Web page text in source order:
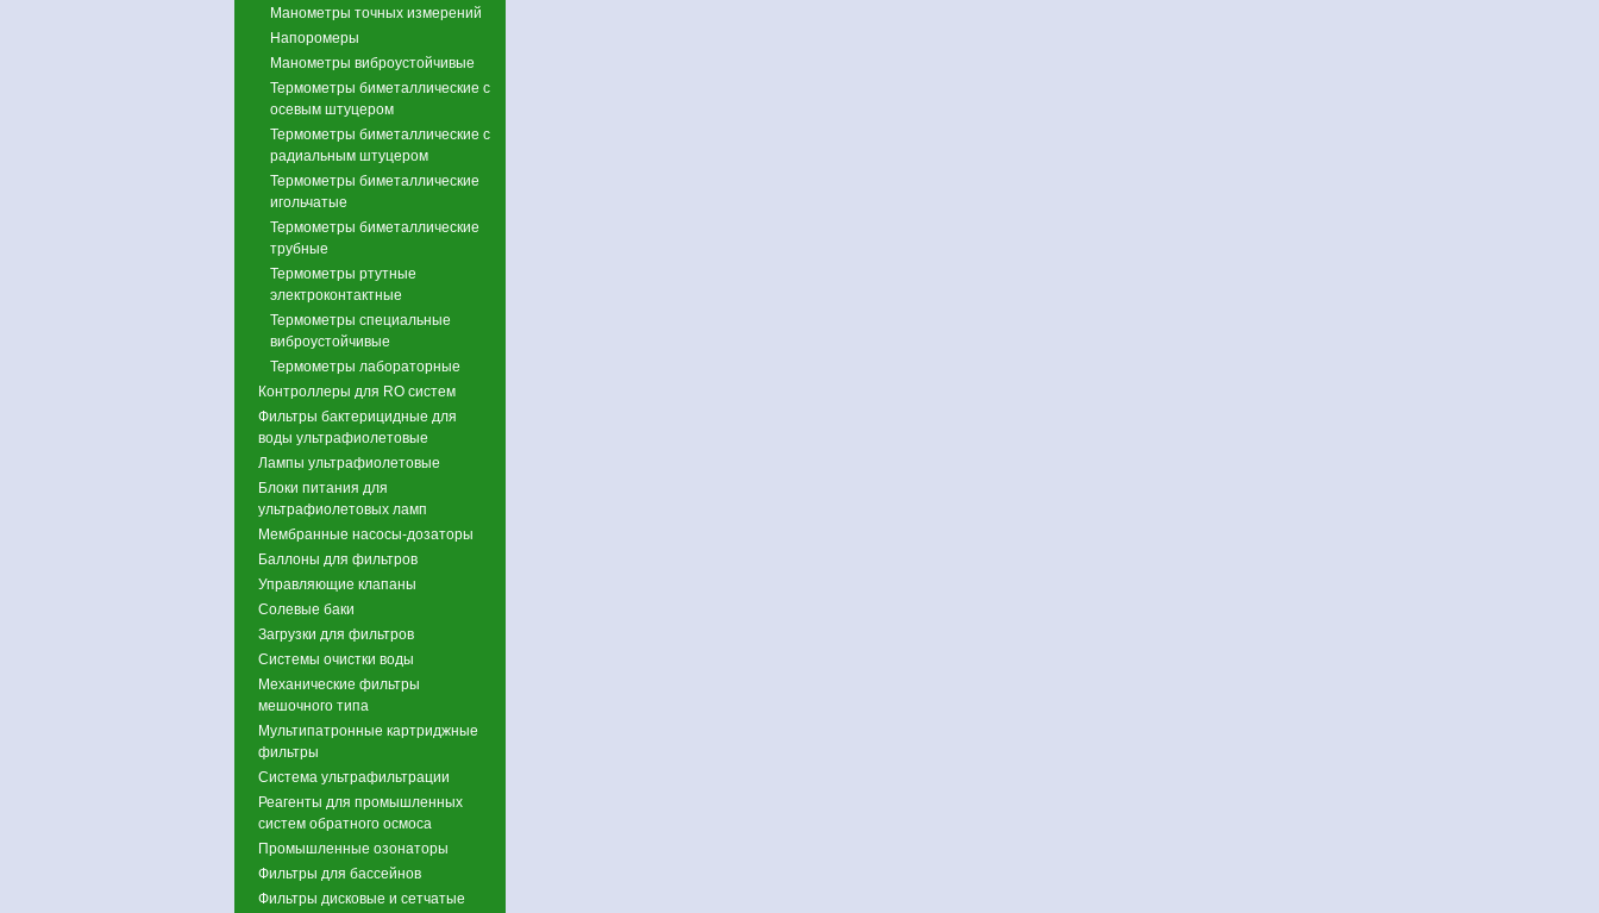
Манометры точных измерений
Напоромеры
Манометры виброустойчивые
Термометры биметаллические с
осевым штуцером
Термометры биметаллические с
радиальным штуцером
Термометры биметаллические
игольчатые
Термометры биметаллические
трубные
Термометры ртутные
электроконтактные
Термометры специальные
виброустойчивые
Термометры лабораторные
Контроллеры для RO систем
Фильтры бактерицидные для
воды ультрафиолетовые
Лампы ультрафиолетовые
Блоки питания для
ультрафиолетовых ламп
Мембранные насосы-дозаторы
Баллоны для фильтров
Управляющие клапаны
Солевые баки
Загрузки для фильтров
Системы очистки воды
Механические фильтры
мешочного типа
Мультипатронные картриджные
фильтры
Система ультрафильтрации
Реагенты для промышленных
систем обратного осмоса
Промышленные озонаторы
Фильтры для бассейнов
Фильтры дисковые и сетчатые